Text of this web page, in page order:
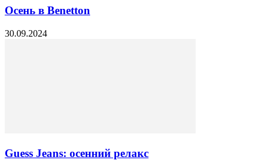
Осень в Benetton
30.09.2024
Guess Jeans: осенний релакс